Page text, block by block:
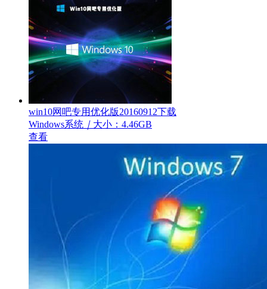
win10网吧专用优化版20160912下载
Windows系统 ｜ 大小：4.46GB
查看